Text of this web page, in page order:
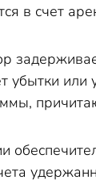
в счет
убытки